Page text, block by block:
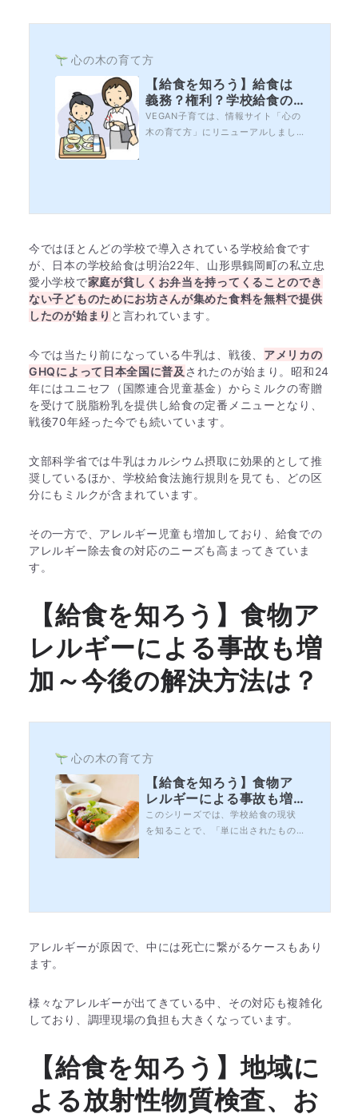
心の木の育て方
【給食を知ろう】給食は
義務？権利？学校給食の
歴史とアレルギー児童の
推移
VEGAN子育ては、情報サイト「心の
木の育て方」にリニューアルしまし
で、新しい環境に馴染めるかどう
う子もいると思います。よくお聞き
する「不安」の中に...
今ではほとんどの学校で導入されている学校給食です
が、日本の学校給食は明治22年、山形県鶴岡町の私立忠
愛小学校で家庭が貧しくお弁当を持ってくることのでき
ない子どものためにお坊さんが集めた食料を無料で提供
したのが始まり と言われています。
今では当たり前になっている牛乳は、戦後、 アメリカの
GHQによって日本全国に普及 されたのが始まり。昭和24
年にはユニセフ（国際連合児童基金）からミルクの寄贈
を受けて脱脂粉乳を提供し給食の定番メニューとなり、
戦後70年経った今でも続いています。
文部科学省では牛乳はカルシウム摂取に効果的として推
奨しているほか、学校給食法施行規則を見ても、どの区
分にもミルクが含まれています。
その一方で、アレルギー児童も増加しており、給食での
アレルギー除去食の対応のニーズも高まってきていま
す。
【給食を知ろう】食物ア
レルギーによる事故も増
加～今後の解決方法は？
心の木の育て方
【給食を知ろう】食物ア
レルギーによる事故も増
加～今後の解決方法は？
～
このシリーズでは、学校給食の現状
を知ることで、「単に出されたもの
考え、給食の現状を改善していくこ
す。今回は、給食事故に焦点を当て
アレルギーが原因で、中には死亡に繋がるケースもあり
ます。
様々なアレルギーが出てきている中、その対応も複雑化
しており、調理現場の負担も大きくなっています。
【給食を知ろう】地域に
よる放射性物質検査、お